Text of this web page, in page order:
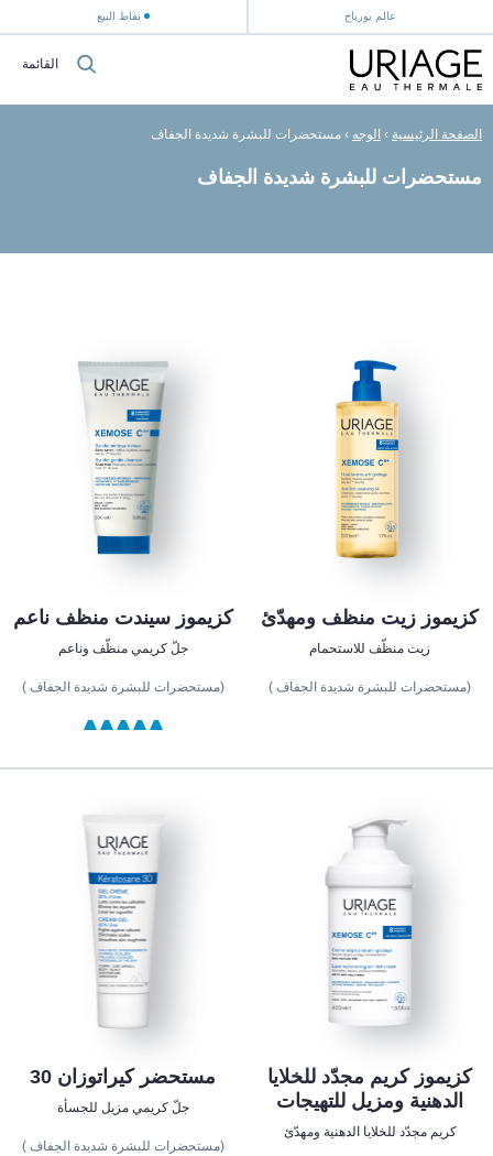
عالم يورياج نقاط البيع
القائمة
الصفحة الرئيسية › الوجه › مستحضرات للبشرة شديدة الجفاف
مستحضرات للبشرة شديدة الجفاف
كزيموز زيت منظف ومهدّئ
زيت منظّف للاستحمام
(مستحضرات للبشرة شديدة الجفاف )
كزيموز سيندت منظف ناعم
جلّ كريمي منظّف وناعم
(مستحضرات للبشرة شديدة الجفاف )
كزيموز كريم مجدّد للخلايا
الدهنية ومزيل للتهيجات
كريم مجدّد للخلايا الدهنية ومهدّئ
مستحضر كيراتوزان 30
جلّ كريمي مزيل للجسأة
(مستحضرات للبشرة شديدة الجفاف )